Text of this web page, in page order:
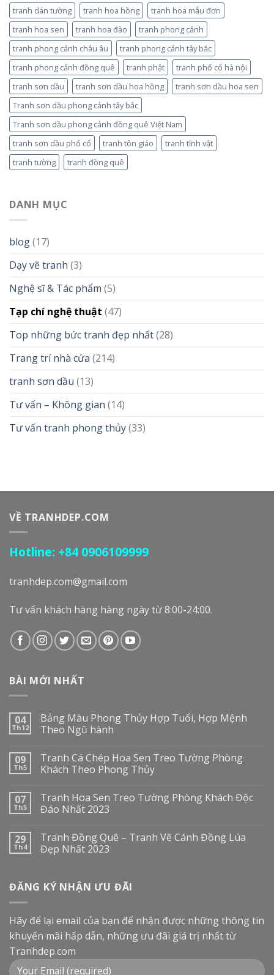
tranh dán tường
tranh hoa hồng
tranh hoa mẫu đơn
tranh hoa sen
tranh hoa đào
tranh phong cảnh
tranh phong cảnh châu âu
tranh phong cảnh tây bắc
tranh phong cảnh đồng quê
tranh phật
tranh phố cổ hà nội
tranh sơn dầu
tranh sơn dầu hoa hồng
tranh sơn dầu hoa sen
Tranh sơn dầu phong cảnh tây bắc
Tranh sơn dầu phong cảnh đồng quê Việt Nam
tranh sơn dầu phố cổ
tranh tôn giáo
tranh tĩnh vật
tranh tường
tranh đồng quê
DANH MỤC
blog(17)
Dạy vẽ tranh (3)
Nghệ sĩ & Tác phẩm (5)
Tạp chí nghệ thuật (47)
Top những bức tranh đẹp nhất(28)
Trang trí nhà cửa (214)
tranh sơn dầu (13)
Tư vấn – Không gian (14)
Tư vấn tranh phong thủy(33)
VỀ TRANHDEP.COM
Hotline: +84 0906109999
tranhdep.com@gmail.com
Tư vấn khách hàng hàng ngày từ 8:00-24:00.
BÀI MỚI NHẤT
04
Th12
Bảng Màu Phong Thủy Hợp Tuổi, Hợp Mệnh
Theo Ngũ hành
09
Th5
Tranh Cá Chép Hoa Sen Treo Tường Phòng
Khách Theo Phong Thủy
07
Th5
Tranh Hoa Sen Treo Tường Phòng Khách Độc
Đáo Nhất 2023
29
Th4
Tranh Đồng Quê – Tranh Vẽ Cánh Đồng Lúa
Đẹp Nhất 2023
ĐĂNG KÝ NHẬN ƯU ĐÃI
Hãy để lại email của bạn để nhận được những thông tin
khuyến mãi hấp dẫn, những ưu đãi giá trị nhất từ
Tranhdep.com